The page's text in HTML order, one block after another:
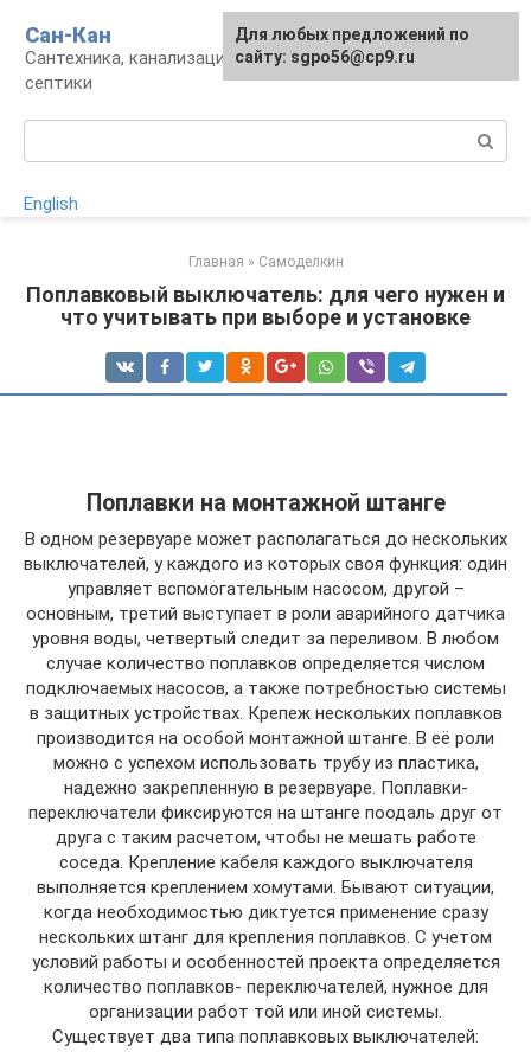
контенту
Сан-Кан
Сантехника, канализация, водопровод,
септики
English
Главная » Самоделкин
Поплавковый выключатель: для чего нужен и
что учитывать при выборе и установке
Поплавки на монтажной штанге
В одном резервуаре может располагаться до нескольких
выключателей, у каждого из которых своя функция: один
управляет вспомогательным насосом, другой –
основным, третий выступает в роли аварийного датчика
уровня воды, четвертый следит за переливом. В любом
случае количество поплавков определяется числом
подключаемых насосов, а также потребностью системы
в защитных устройствах. Крепеж нескольких поплавков
производится на особой монтажной штанге. В её роли
можно с успехом использовать трубу из пластика,
надежно закрепленную в резервуаре. Поплавки-
переключатели фиксируются на штанге поодаль друг от
друга с таким расчетом, чтобы не мешать работе
соседа. Крепление кабеля каждого выключателя
выполняется креплением хомутами. Бывают ситуации,
когда необходимостью диктуется применение сразу
нескольких штанг для крепления поплавков. С учетом
условий работы и особенностей проекта определяется
количество поплавков- переключателей, нужное для
организации работ той или иной системы.
Существует два типа поплавковых выключателей:
Для любых предложений по
сайту: sgpo56@cp9.ru